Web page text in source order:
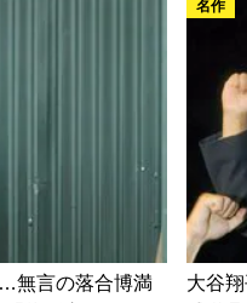
無言の落合博満
名作
大谷